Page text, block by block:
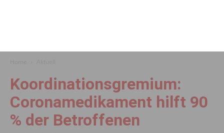
Koordinationsgremium:
Coronamedikament hilft 90
% der Betroffenen